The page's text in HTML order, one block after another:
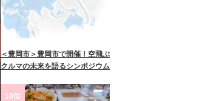
＜豊岡市＞豊岡市で開催！空飛ぶ
クルマの未来を語るシンポジウム
10位